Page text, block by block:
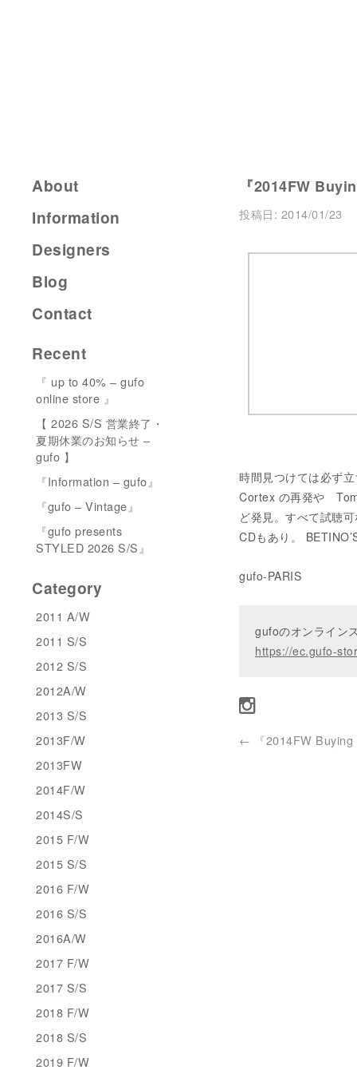
『2014FW
投稿日: 2014/01/23
時間見つけては必ず
Cortex の再発や
ど発見。すべて試聴
CDもあり。
gufo-PARIS
gufoのオンライン
https://ec.gufo-
← 『2014FW
About
Information
Designers
Blog
Contact
Recent
『 up to 40% – gufo
online store 』
【 2026 S/S 営業終了・
夏期休業のお知らせ –
gufo 】
『Information – gufo』
『gufo – Vintage』
『gufo presents
STYLED 2026 S/S』
Category
2011 A/W
2011 S/S
2012 S/S
2012A/W
2013 S/S
2013F/W
2013FW
2014F/W
2014S/S
2015 F/W
2015 S/S
2016 F/W
2016 S/S
2016A/W
2017 F/W
2017 S/S
2018 F/W
2018 S/S
2019 F/W